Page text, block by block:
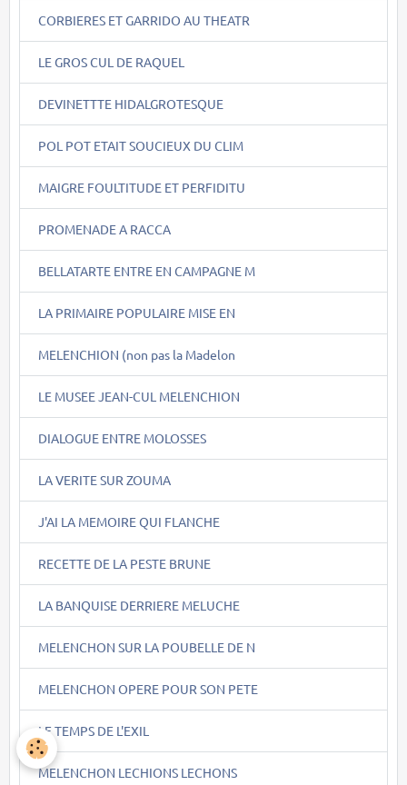
CORBIERES ET GARRIDO AU THEATR
LE GROS CUL DE RAQUEL
DEVINETTTE HIDALGROTESQUE
POL POT ETAIT SOUCIEUX DU CLIM
MAIGRE FOULTITUDE ET PERFIDITU
PROMENADE A RACCA
BELLATARTE ENTRE EN CAMPAGNE M
LA PRIMAIRE POPULAIRE MISE EN
MELENCHION (non pas la Madelon
LE MUSEE JEAN-CUL MELENCHION
DIALOGUE ENTRE MOLOSSES
LA VERITE SUR ZOUMA
J'AI LA MEMOIRE QUI FLANCHE
RECETTE DE LA PESTE BRUNE
LA BANQUISE DERRIERE MELUCHE
MELENCHON SUR LA POUBELLE DE N
MELENCHON OPERE POUR SON PETE
LE TEMPS DE L'EXIL
MELENCHON LECHIONS LECHONS